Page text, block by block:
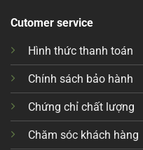
Cutomer service
Hình thức thanh toán
Chính sách bảo hành
Chứng chỉ chất lượng
Chăm sóc khách hàng